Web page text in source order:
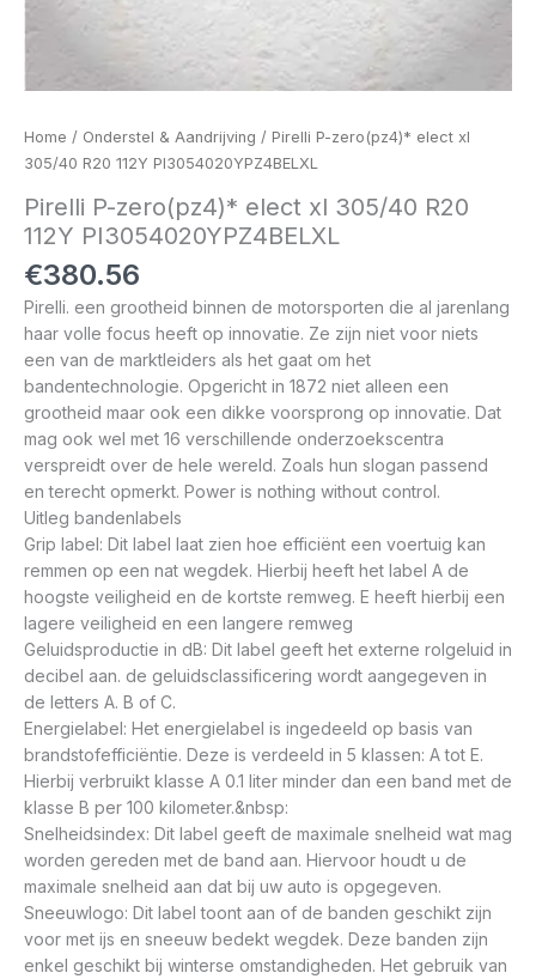
Home / Onderstel & Aandrijving / Pirelli P-zero(pz4)* elect xl
305/40 R20 112Y PI3054020YPZ4BELXL
Pirelli P-zero(pz4)* elect xl 305/40 R20
112Y PI3054020YPZ4BELXL
€380.56
Pirelli. een grootheid binnen de motorsporten die al jarenlang
haar volle focus heeft op innovatie. Ze zijn niet voor niets
een van de marktleiders als het gaat om het
bandentechnologie. Opgericht in 1872 niet alleen een
grootheid maar ook een dikke voorsprong op innovatie. Dat
mag ook wel met 16 verschillende onderzoekscentra
verspreidt over de hele wereld. Zoals hun slogan passend
en terecht opmerkt. Power is nothing without control.
Uitleg bandenlabels
Grip label: Dit label laat zien hoe efficiënt een voertuig kan
remmen op een nat wegdek. Hierbij heeft het label A de
hoogste veiligheid en de kortste remweg. E heeft hierbij een
lagere veiligheid en een langere remweg
Geluidsproductie in dB: Dit label geeft het externe rolgeluid in
decibel aan. de geluidsclassificering wordt aangegeven in
de letters A. B of C.
Energielabel: Het energielabel is ingedeeld op basis van
brandstofefficiëntie. Deze is verdeeld in 5 klassen: A tot E.
Hierbij verbruikt klasse A 0.1 liter minder dan een band met de
klasse B per 100 kilometer.&nbsp:
Snelheidsindex: Dit label geeft de maximale snelheid wat mag
worden gereden met de band aan. Hiervoor houdt u de
maximale snelheid aan dat bij uw auto is opgegeven.
Sneeuwlogo: Dit label toont aan of de banden geschikt zijn
voor met ijs en sneeuw bedekt wegdek. Deze banden zijn
enkel geschikt bij winterse omstandigheden. Het gebruik van